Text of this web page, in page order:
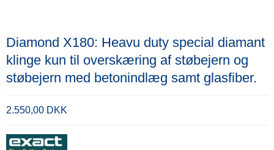
Diamond X180: Heavu duty special diamant
klinge kun til overskæring af støbejern og
støbejern med betonindlæg samt glasfiber.
2.550,00 DKK